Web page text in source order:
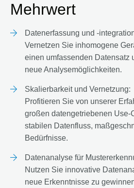
Mehrwert
Datenerfassung und -
Vernetzen Sie inhomogene
einen umfassenden Datensatz
neue Analysemöglichkeiten.
Skalierbarkeit und Vernetzung:
Profitieren Sie von unserer
großen datengetriebenen Use-
stabilen Datenfluss,
Bedürfnisse.
Datenanalyse für
Nutzen Sie innovative
neue Erkenntnisse zu